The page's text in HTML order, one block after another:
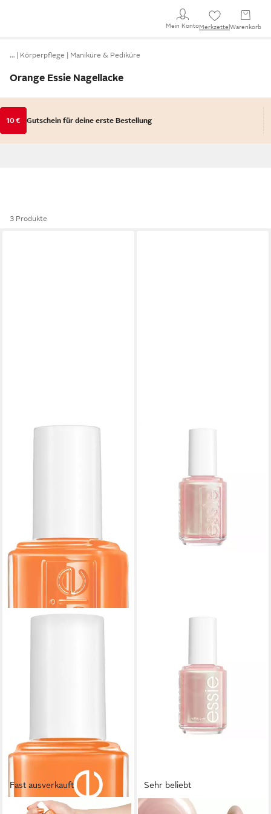
Mein KontoMerkzettel Warenkorb
… Körperpflege Maniküre & Pediküre
Orange Essie Nagellacke
10 € Gutschein für deine erste Bestellung
3 Produkte
Fast ausverkauft
ESSIE
Sehr beliebt